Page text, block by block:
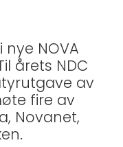
NOVA
årets NDC
av
fire av
Novanet,